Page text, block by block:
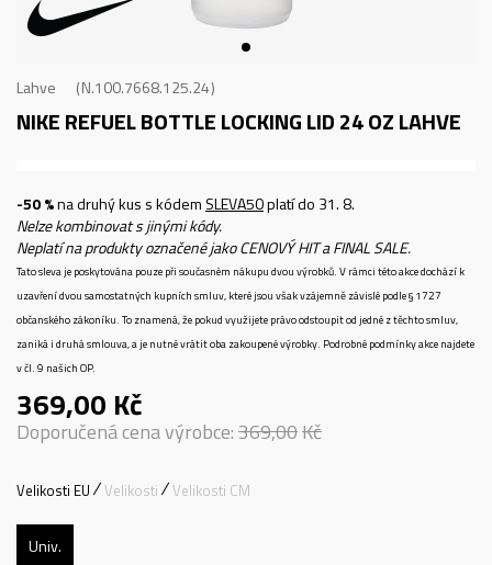
Lahve N.100.7668.125.24
NIKE REFUEL BOTTLE LOCKING LID 24 OZLAHVE
-50 %na druhý kus s kódem SLEVA50platí do 31. 8.
Nelze kombinovat s jinými kódy.
Neplatí na produkty označené jako CENOVÝ HIT a FINAL SALE.
Tato sleva je poskytována pouze při současném nákupu dvou výrobků. V rámci této akce dochází k
uzavření dvou samostatných kupních smluv, které jsou však vzájemně závislé podle § 1727
občanského zákoníku. To znamená, že pokud využijete právo odstoupit od jedné z těchto smluv,
zaniká i druhá smlouva, a je nutné vrátit oba zakoupené výrobky. Podrobné podmínky akce najdete
v čl. 9 našich OP.
369,00 Kč
Doporučená cena výrobce:369,00Kč
Velikosti EU Velikosti Velikosti CM
Univ.